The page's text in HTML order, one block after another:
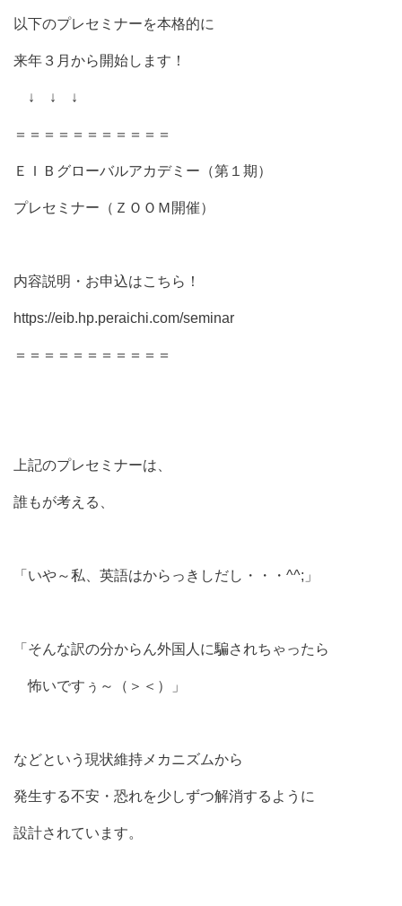
以下のプレセミナーを本格的に
来年３月から開始します！
↓ ↓ ↓
＝＝＝＝＝＝＝＝＝＝＝
ＥＩＢグローバルアカデミー（第１期）
プレセミナー（ＺＯＯＭ開催）
内容説明・お申込はこちら！
https://eib.hp.peraichi.com/seminar
＝＝＝＝＝＝＝＝＝＝＝
上記のプレセミナーは、
誰もが考える、
「いや～私、英語はからっきしだし・・・^^;」
「そんな訳の分からん外国人に騙されちゃったら
怖いですぅ～（＞＜）」
などという現状維持メカニズムから
発生する不安・恐れを少しずつ解消するように
設計されています。